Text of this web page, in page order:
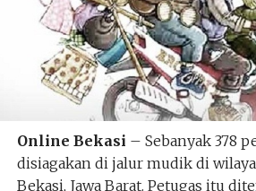
Online Bekasi – Sebanyak 378
disiagakan di jalur mudik di
Bekasi, Jawa Barat. Petugas itu